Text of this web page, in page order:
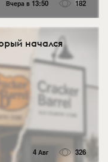
Вчера в 13:50 182
начался
4 Авг 326